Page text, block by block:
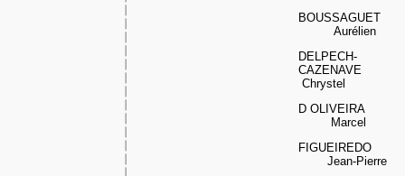
BOUSSAGUET
Aurélien
DELPECH-
CAZENAVE
Chrystel
D OLIVEIRA
Marcel
FIGUEI REDO
Jean-Pierre